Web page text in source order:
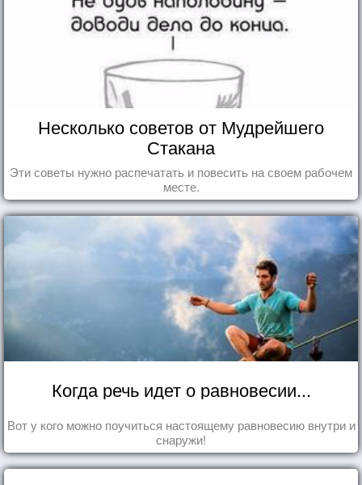
Несколько советов от Мудрейшего
Стакана
Эти советы нужно распечатать и повесить на своем рабочем
месте.
Когда речь идет о равновесии...
Вот у кого можно поучиться настоящему равновесию внутри и
снаружи!